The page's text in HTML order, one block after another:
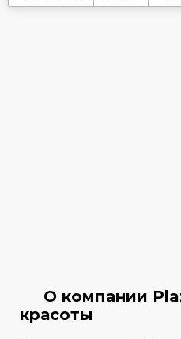
О компании
красоты